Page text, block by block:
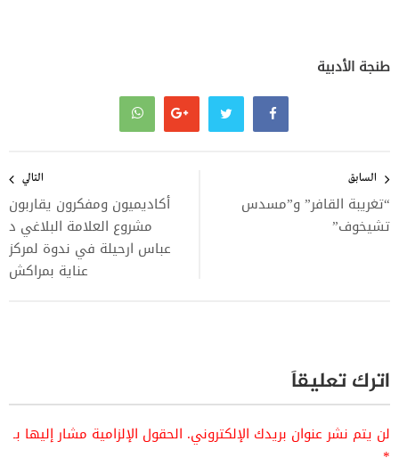
طنجة الأدبية
المقالات
السابق
“تغريبة القافر” و”مسدس
تشيخوف”
التالي
أكاديميون ومفكرون يقاربون
مشروع العلامة البلاغي د
عباس ارحيلة في ندوة لمركز
عناية بمراكش
اترك تعليقاً
لن يتم نشر عنوان بريدك الإلكتروني. الحقول الإلزامية مشار إليها بـ
*